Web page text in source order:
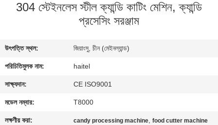
যোগাযোগ
করুন
উদ্ধৃতির
304 স্টেইনলেস স্টীল ক্যান্ডি কাটিং মেশিন, ক্যান্ডি
প্রসেসিং সরঞ্জাম
উৎপত্তি স্থল: জিয়াংসু, চীন (মেইনল্যান্ড)
পরিচিতিমুলক নাম: haitel
সাক্ষ্যদান: CE ISO9001
মডেল নম্বার: T8000
লক্ষণীয় করা: candy processing machine,food cutter machine